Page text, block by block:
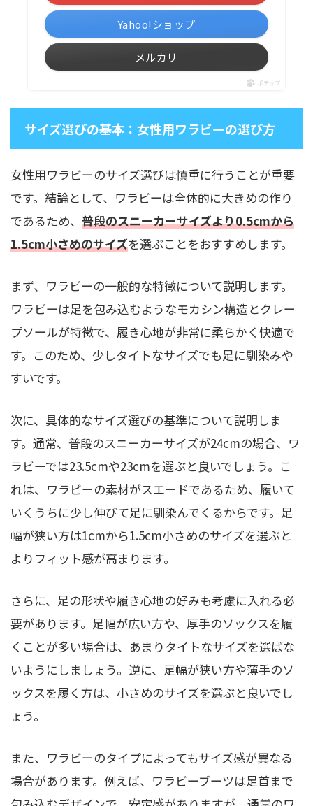
Yahoo!ショップ
メルカリ
ポチップ
サイズ選びの基本：女性用ワラビーの選び方
女性用ワラビーのサイズ選びは慎重に行うことが重要
です。結論として、ワラビーは全体的に大きめの作り
であるため、 普段のスニーカーサイズより0.5cmから
1.5cm小さめのサイズを選ぶことをおすすめします。
まず、ワラビーの一般的な特徴について説明します。
ワラビーは足を包み込むようなモカシン構造とクレー
プソールが特徴で、履き心地が非常に柔らかく快適で
す。このため、少しタイトなサイズでも足に馴染みや
すいです。
次に、具体的なサイズ選びの基準について説明しま
す。通常、普段のスニーカーサイズが24cmの場合、ワ
ラビーでは23.5cmや23cmを選ぶと良いでしょう。こ
れは、ワラビーの素材がスエードであるため、履いて
いくうちに少し伸びて足に馴染んでくるからです。足
幅が狭い方は1cmから1.5cm小さめのサイズを選ぶと
よりフィット感が高まります。
さらに、足の形状や履き心地の好みも考慮に入れる必
要があります。足幅が広い方や、厚手のソックスを履
くことが多い場合は、あまりタイトなサイズを選ばな
いようにしましょう。逆に、足幅が狭い方や薄手のソ
ックスを履く方は、小さめのサイズを選ぶと良いでし
ょう。
また、ワラビーのタイプによってもサイズ感が異なる
場合があります。例えば、ワラビーブーツは足首まで